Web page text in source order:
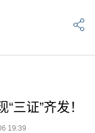
三证”齐发！
19:39